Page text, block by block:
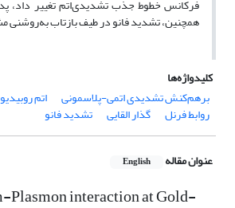
فرکانس خطوط جذب تشدیدی‌اتم تغییر داد،
همچنین، تشدید فانو در طیف بازتاب
کلیدواژه‌ها
برهم‌کنش تشدیدی اتمی-پلاسمونی
اتم
روابط فرنل گذار القایی تشدید فانو
عنوان مقاله English
Plasmon interaction at Gold-